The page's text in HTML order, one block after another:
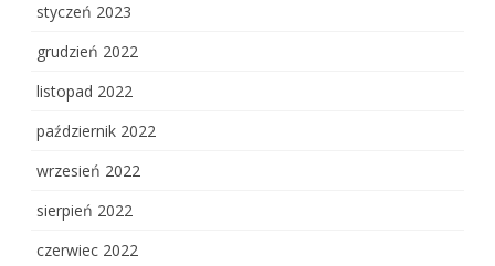
styczeń 2023
grudzień 2022
listopad 2022
październik 2022
wrzesień 2022
sierpień 2022
czerwiec 2022